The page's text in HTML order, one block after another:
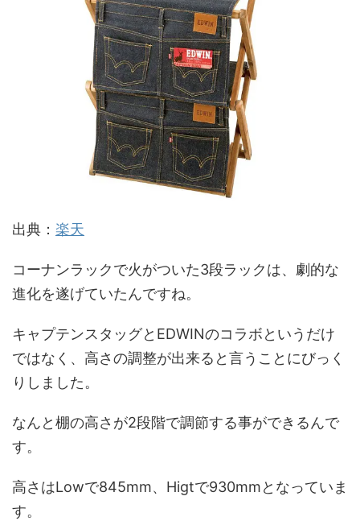
出典： 楽天
コーナンラックで火がついた3段ラックは、劇的な
進化を遂げていたんですね。
キャプテンスタッグとEDWINのコラボというだけ
ではなく、高さの調整が出来ると言うことにびっく
りしました。
なんと棚の高さが2段階で調節する事ができるんで
す。
高さはLowで845mm、Higtで930mmとなっていま
す。